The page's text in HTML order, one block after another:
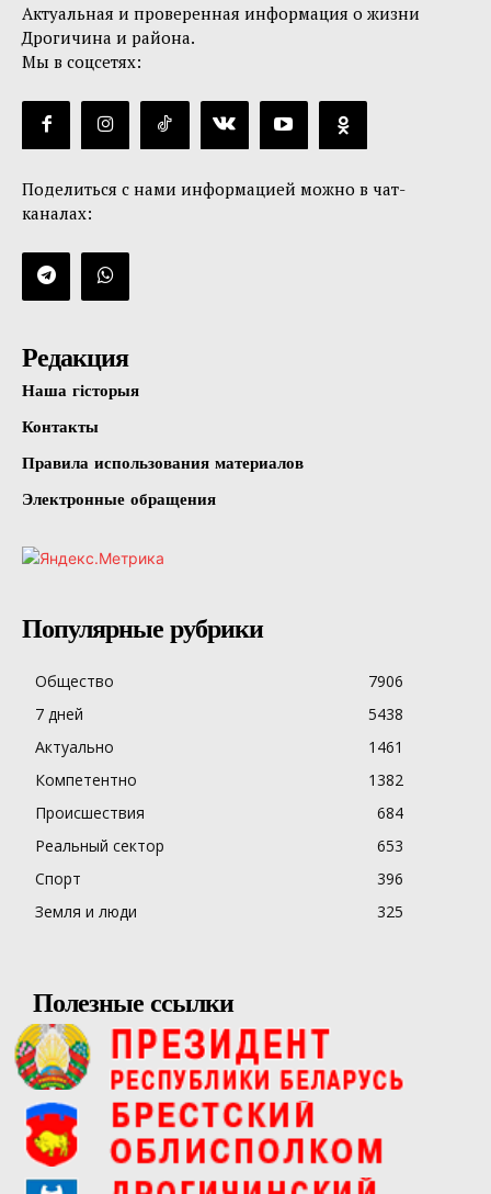
Актуальная и проверенная информация о жизни
Дрогичина и района.
Мы в соцсетях:
Поделиться с нами информацией можно в чат-
каналах:
Редакция
Наша гісторыя
Контакты
Правила использования материалов
Электронные обращения
Популярные рубрики
Общество
7906
7 дней
5438
Актуально
1461
Компетентно
1382
Происшествия
684
Реальный сектор
653
Спорт
396
Земля и люди
325
Полезные ссылки